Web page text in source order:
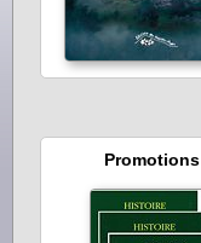
Promotions